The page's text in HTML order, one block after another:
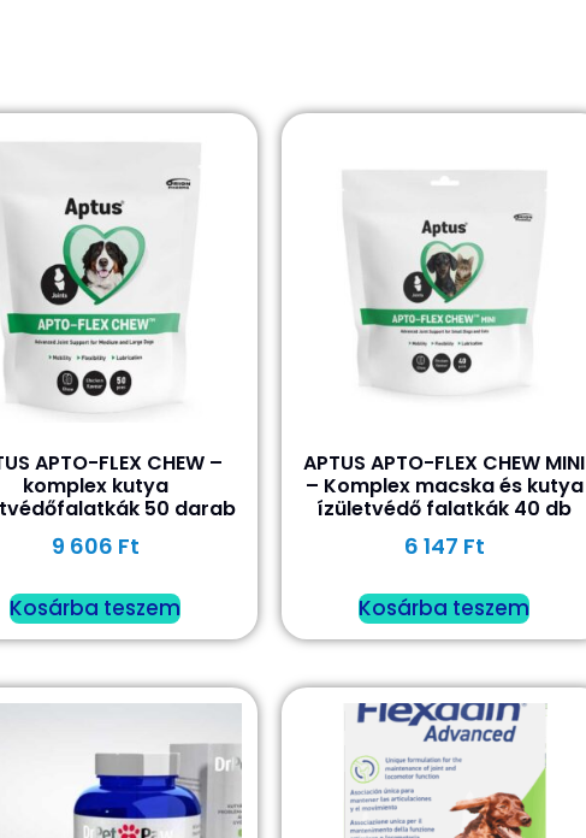
APTO-FLEX CHEW –
komplex kutya
50 darab
9 606 Ft
Kosárba teszem
APTUS APTO-FLEX CHEW MINI
– Komplex macska és kutya
ízületvédő falatkák 40 db
6 147 Ft
Kosárba teszem